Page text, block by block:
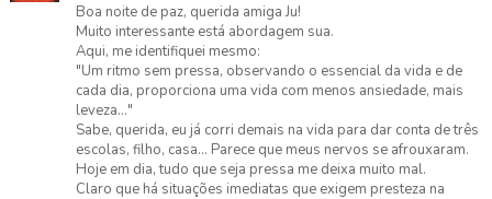
Boa noite de paz, querida amiga Ju!
Muito interessante está abordagem sua.
Aqui, me identifiquei mesmo:
"Um ritmo sem pressa, observando o essencial da vida e de
cada dia, proporciona uma vida com menos ansiedade, mais
leveza..."
Sabe, querida, eu já corri demais na vida para dar conta de três
escolas, filho, casa... Parece que meus nervos se afrouxaram.
Hoje em dia, tudo que seja pressa me deixa muito mal.
Claro que há situações imediatas que exigem presteza na